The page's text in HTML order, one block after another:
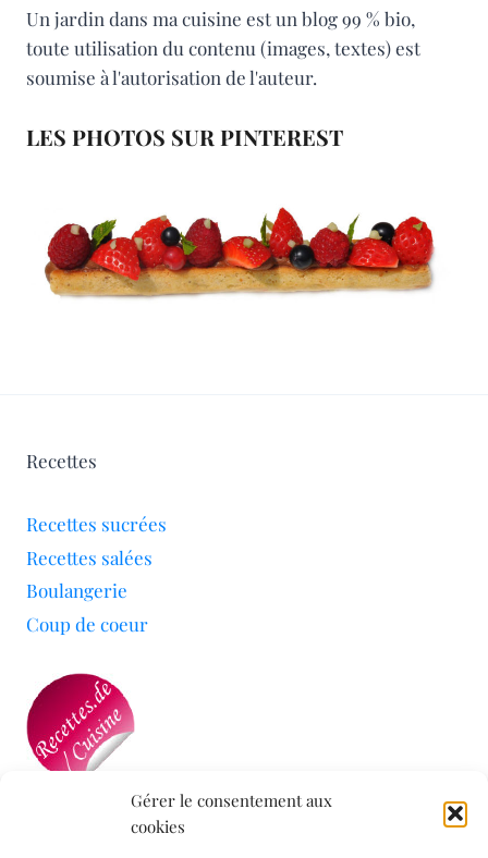
Gérer le consentement aux
cookies
Un jardin dans ma cuisine est un blog 99 % bio,
toute utilisation du contenu (images, textes) est
soumise à l'autorisation de l'auteur.
LES PHOTOS SUR PINTEREST
Recettes
Recettes sucrées
Recettes salées
Boulangerie
Coup de coeur
Mon blog a été sélectionné par le site